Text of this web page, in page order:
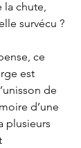
la chute,
survécu ?
ce
est
de
d’une
plusieurs